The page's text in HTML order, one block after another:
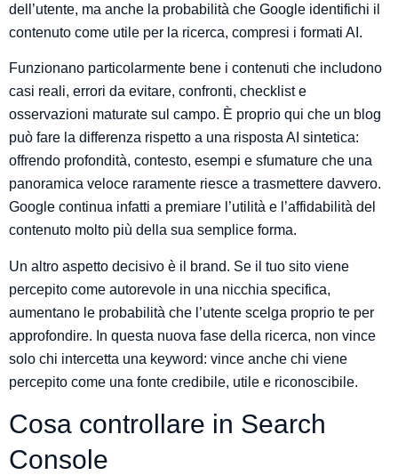
dell’utente, ma anche la probabilità che Google identifichi il
contenuto come utile per la ricerca, compresi i formati AI.
Funzionano particolarmente bene i contenuti che includono
casi reali, errori da evitare, confronti, checklist e
osservazioni maturate sul campo. È proprio qui che un blog
può fare la differenza rispetto a una risposta AI sintetica:
offrendo profondità, contesto, esempi e sfumature che una
panoramica veloce raramente riesce a trasmettere davvero.
Google continua infatti a premiare l’utilità e l’affidabilità del
contenuto molto più della sua semplice forma.
Un altro aspetto decisivo è il brand. Se il tuo sito viene
percepito come autorevole in una nicchia specifica,
aumentano le probabilità che l’utente scelga proprio te per
approfondire. In questa nuova fase della ricerca, non vince
solo chi intercetta una keyword: vince anche chi viene
percepito come una fonte credibile, utile e riconoscibile.
Cosa controllare in Search
Console